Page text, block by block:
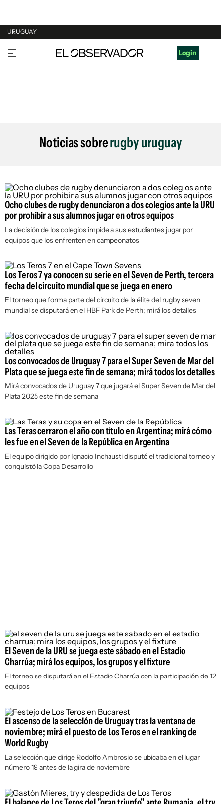
URUGUAY
URUGUAY
ARGENTINA
Login
Noticias sobrerugby uruguay
Ocho clubes de rugby denunciaron a dos colegios ante la URU
por prohibir a sus alumnos jugar en otros equipos
La decisión de los colegios impide a sus estudiantes jugar por
equipos que los enfrenten en campeonatos
Los Teros 7 ya conocen su serie en el Seven de Perth, tercera
fecha del circuito mundial que se juega en enero
El torneo que forma parte del circuito de la élite del rugby seven
mundial se disputará en el HBF Park de Perth; mirá los detalles
Los convocados de Uruguay 7 para el Super Seven de Mar del
Plata que se juega este fin de semana; mirá todos los detalles
Mirá convocados de Uruguay 7 que jugará el Super Seven de Mar del
Plata 2025 este fin de semana
Las Teras cerraron el año con título en Argentina; mirá cómo
les fue en el Seven de la República en Argentina
El equipo dirigido por Ignacio Inchausti disputó el tradicional torneo y
conquistó la Copa Desarrollo
El Seven de la URU se juega este sábado en el Estadio
Charrúa; mirá los equipos, los grupos y el fixture
El torneo se disputará en el Estadio Charrúa con la participación de 12
equipos
El ascenso de la selección de Uruguay tras la ventana de
noviembre; mirá el puesto de Los Teros en el ranking de
World Rugby
La selección que dirige Rodolfo Ambrosio se ubicaba en el lugar
número 19 antes de la gira de noviembre